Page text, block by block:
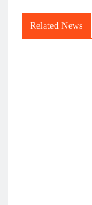
Related News